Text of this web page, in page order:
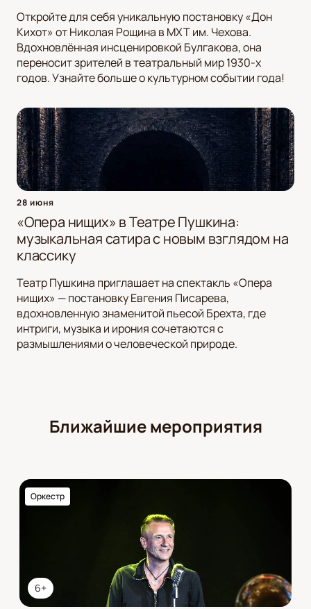
Откройте для себя уникальную постановку «Дон
Кихот» от Николая Рощина в МХТ им. Чехова.
Вдохновлённая инсценировкой Булгакова, она
переносит зрителей в театральный мир 1930-х
годов. Узнайте больше о культурном событии года!
28 июня
«Опера нищих» в Театре Пушкина:
музыкальная сатира с новым взглядом на
классику
Театр Пушкина приглашает на спектакль «Опера
нищих» — постановку Евгения Писарева,
вдохновленную знаменитой пьесой Брехта, где
интриги, музыка и ирония сочетаются с
размышлениями о человеческой природе.
Ближайшие мероприятия
6+
Оркестр